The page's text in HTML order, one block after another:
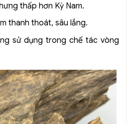
thấp hơn Kỳ Nam.
thanh thoát, sâu lắng.
sử dụng trong chế tác vòng